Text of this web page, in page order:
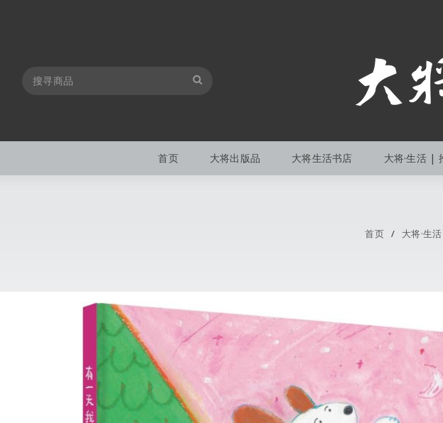
首页 大将出版品 大将生活书店 大将·生活 |
首页 / 大将·生活